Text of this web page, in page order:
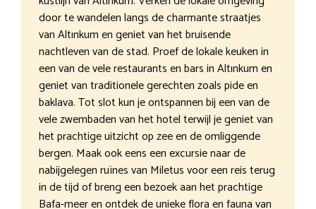
door te wandelen langs de charmante straatjes
van Altınkum en geniet van het bruisende
nachtleven van de stad. Proef de lokale keuken in
een van de vele restaurants en bars in Altınkum en
geniet van traditionele gerechten zoals pide en
baklava. Tot slot kun je ontspannen bij een van de
vele zwembaden van het hotel terwijl je geniet van
het prachtige uitzicht op zee en de omliggende
bergen. Maak ook eens een excursie naar de
nabijgelegen ruïnes van Miletus voor een reis terug
in de tijd of breng een bezoek aan het prachtige
Bafa-meer en ontdek de unieke flora en fauna van